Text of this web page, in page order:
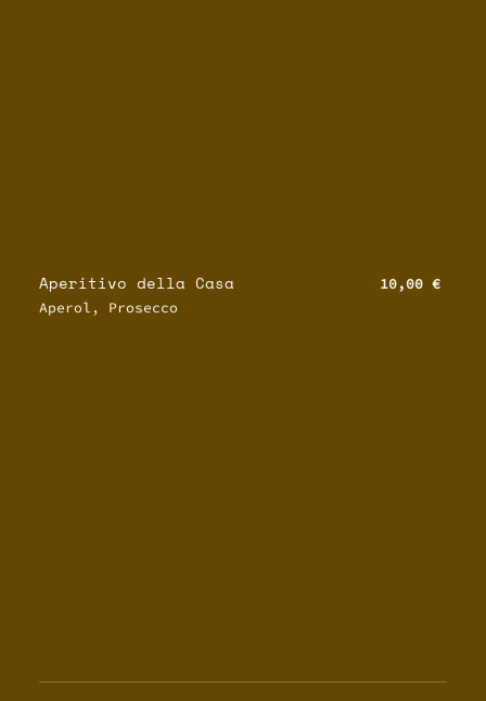
Aperitivo della Casa
Aperol, Prosecco
10,00 €